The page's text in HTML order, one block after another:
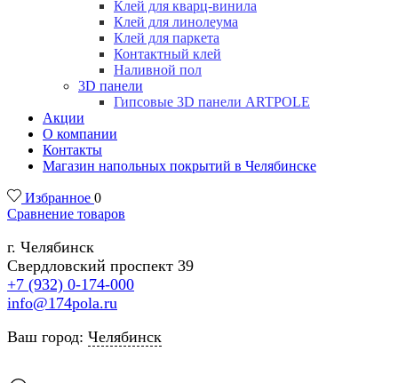
Клей для кварц-винила
Клей для линолеума
Клей для паркета
Контактный клей
Наливной пол
3D панели
Гипсовые 3D панели ARTPOLE
Акции
О компании
Контакты
Магазин напольных покрытий в Челябинске
Избранное 0
Сравнение товаров
г. Челябинск
Свердловский проспект 39
+7 (932) 0-174-000
info@174pola.ru
Ваш город: Челябинск